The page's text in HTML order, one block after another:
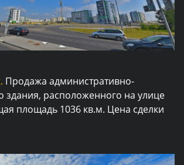
Продажа административно-
здания, расположенного на улице
площадь 1036 кв.м. Цена сделки